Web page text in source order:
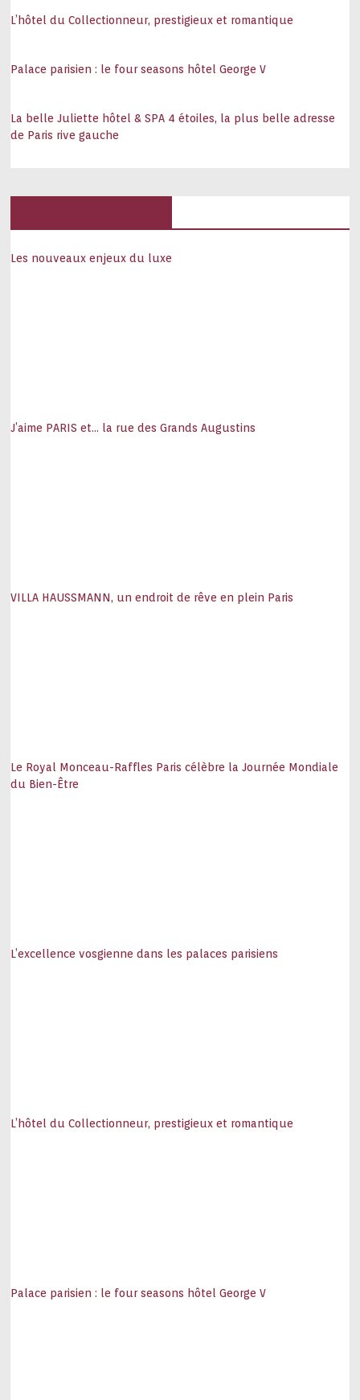
L’hôtel du Collectionneur, prestigieux et romantique
Palace parisien : le four seasons hôtel George V
La belle Juliette hôtel & SPA 4 étoiles, la plus belle adresse
de Paris rive gauche
Les nouveaux enjeux du luxe
J’aime PARIS et… la rue des Grands Augustins
VILLA HAUSSMANN, un endroit de rêve en plein Paris
Le Royal Monceau-Raffles Paris célèbre la Journée Mondiale
du Bien-Être
L’excellence vosgienne dans les palaces parisiens
L’hôtel du Collectionneur, prestigieux et romantique
Palace parisien : le four seasons hôtel George V